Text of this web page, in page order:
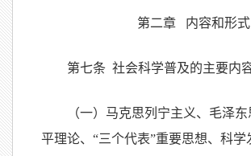
第二章 内容和形式
第七条 社会科学普及的主要内
（一）马克思列宁主义、毛泽
平理论、“三个代表”重要思想、科学